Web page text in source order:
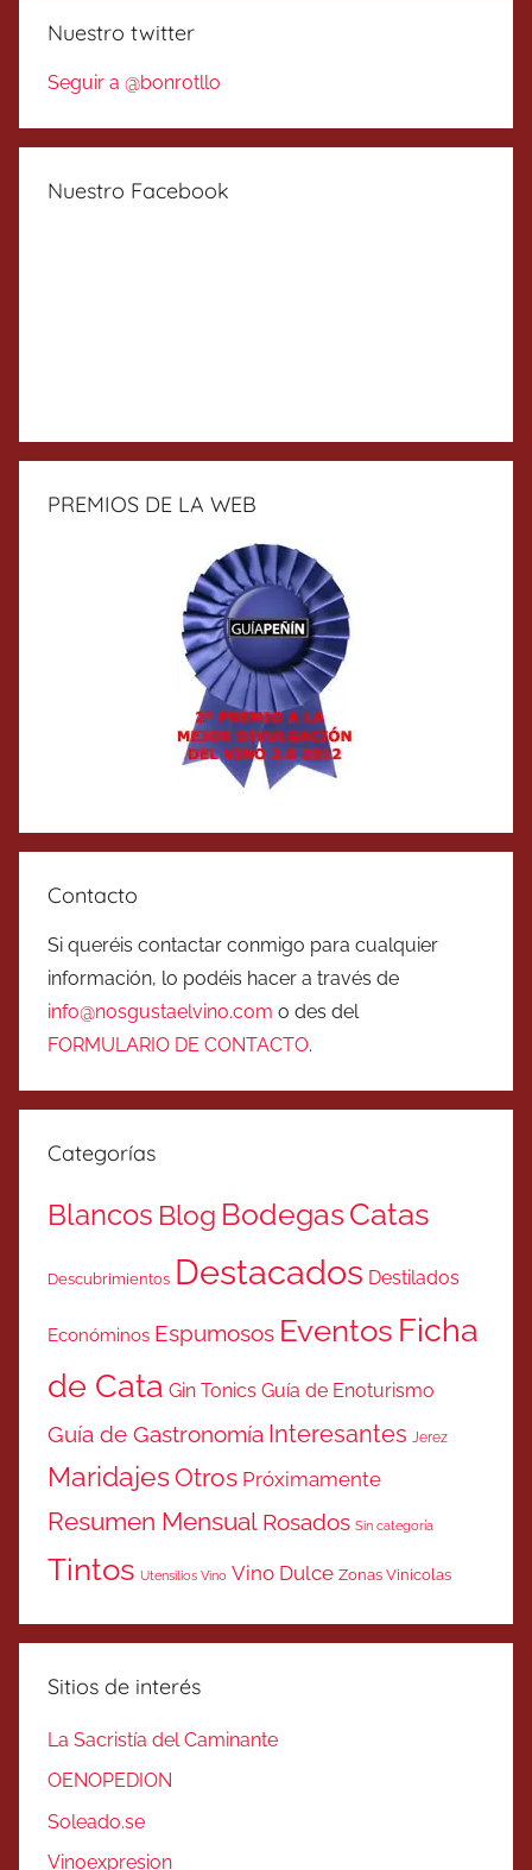
Nuestro twitter
Seguir a @bonrotllo
Nuestro Facebook
PREMIOS DE LA WEB
Contacto
Si queréis contactar conmigo para cualquier
información, lo podéis hacer a través de
info@nosgustaelvino.com o des del
FORMULARIO DE CONTACTO.
Categorías
Blancos Blog BodegasCatas
Descubrimientos Destacados Destilados
Económinos Espumosos Eventos Ficha
de Cata Gin Tonics Guía de Enoturismo
Guía de Gastronomía Interesantes Jerez
MaridajesOtros Próximamente
Resumen Mensual Rosados Sin categoría
Tintos Utensilios Vino Vino Dulce Zonas Vinicolas
Sitios de interés
La Sacristía del Caminante
OENOPEDION
Soleado.se
Vinoexpresion